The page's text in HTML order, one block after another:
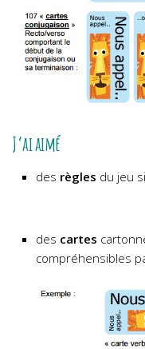
J’ai aimé
des règles du jeu
des cartes
compréhensibles